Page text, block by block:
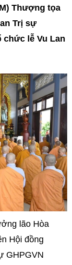
Thượng tọa
Trị sự
chức lễ Vu Lan
lão Hòa
Hội đồng
GHPGVN